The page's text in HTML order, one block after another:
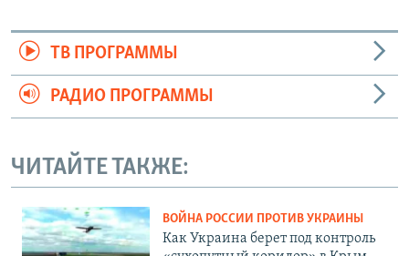
ТВ ПРОГРАММЫ
РАДИО ПРОГРАММЫ
ЧИТАЙТЕ ТАКЖЕ:
ВОЙНА РОССИИ ПРОТИВ УКРАИНЫ
Как Украина берет под контроль